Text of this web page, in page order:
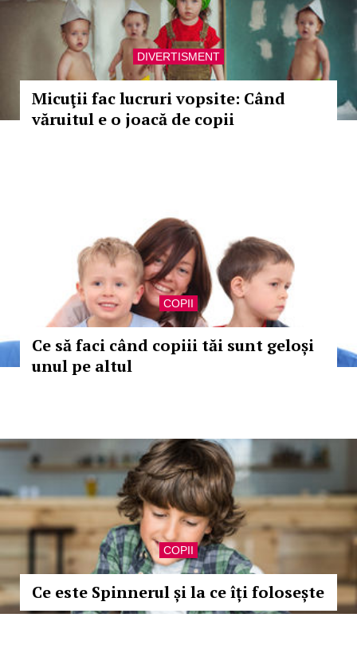
DIVERTISMENT
Micuţii fac lucruri vopsite: Când
văruitul e o joacă de copii
COPII
Ce să faci când copiii tăi sunt geloși
unul pe altul
COPII
Ce este Spinnerul și la ce îți folosește